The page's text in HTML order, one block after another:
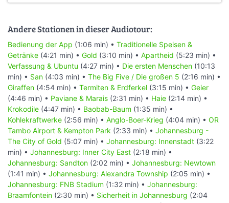
Andere Stationen in dieser Audiotour:
Bedienung der App (1:06 min) • Traditionelle Speisen &
Getränke (4:21 min) • Gold (3:10 min) • Apartheid (5:23 min) •
Verfassung & Ubuntu (4:27 min) • Die ersten Menschen (10:13
min) • San (4:03 min) • The Big Five / Die großen 5 (2:16 min) •
Giraffen (4:54 min) • Termiten & Erdferkel (3:15 min) • Geier
(4:46 min) • Paviane & Marais (2:31 min) • Haie (2:14 min) •
Krokodile (4:47 min) • Baobab-Baum (1:35 min) •
Kohlekraftwerke (2:56 min) • Anglo-Boer-Krieg (4:04 min) • OR
Tambo Airport & Kempton Park (2:33 min) • Johannesburg -
The City of Gold (5:07 min) • Johannesburg: Innenstadt (3:22
min) • Johannesburg: Inner City East (2:18 min) •
Johannesburg: Sandton (2:02 min) • Johannesburg: Newtown
(1:41 min) • Johannesburg: Alexandra Township (2:05 min) •
Johannesburg: FNB Stadium (1:32 min) • Johannesburg:
Braamfontein (2:30 min) • Sicherheit in Johannesburg (2:04